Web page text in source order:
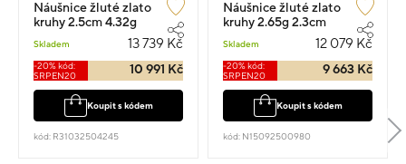
Náušnice žluté zlato
kruhy 2.5cm 4.32g
Skladem 13 739 Kč
-20% kód:
SRPEN20
10 991 Kč
Koupit s kódem
kód: R31032504245
Náušnice žluté zlato
kruhy 2.65g 2.3cm
Skladem 12 079 Kč
-20% kód:
SRPEN20
9 663 Kč
Koupit s kódem
kód: N15092500980